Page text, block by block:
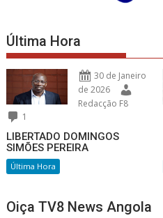
Última Hora
30 de Janeiro
de 2026
Redacção F8
1
LIBERTADO DOMINGOS
SIMÕES PEREIRA
Última Hora
Oiça TV8 News Angola